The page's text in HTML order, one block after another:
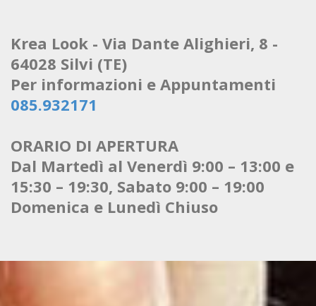
Krea Look - Via Dante Alighieri, 8 -
64028 Silvi (TE)
Per informazioni e Appuntamenti
085.932171
ORARIO DI APERTURA
Dal Martedì al Venerdì 9:00 – 13:00 e
15:30 – 19:30, Sabato 9:00 – 19:00
Domenica e Lunedì Chiuso